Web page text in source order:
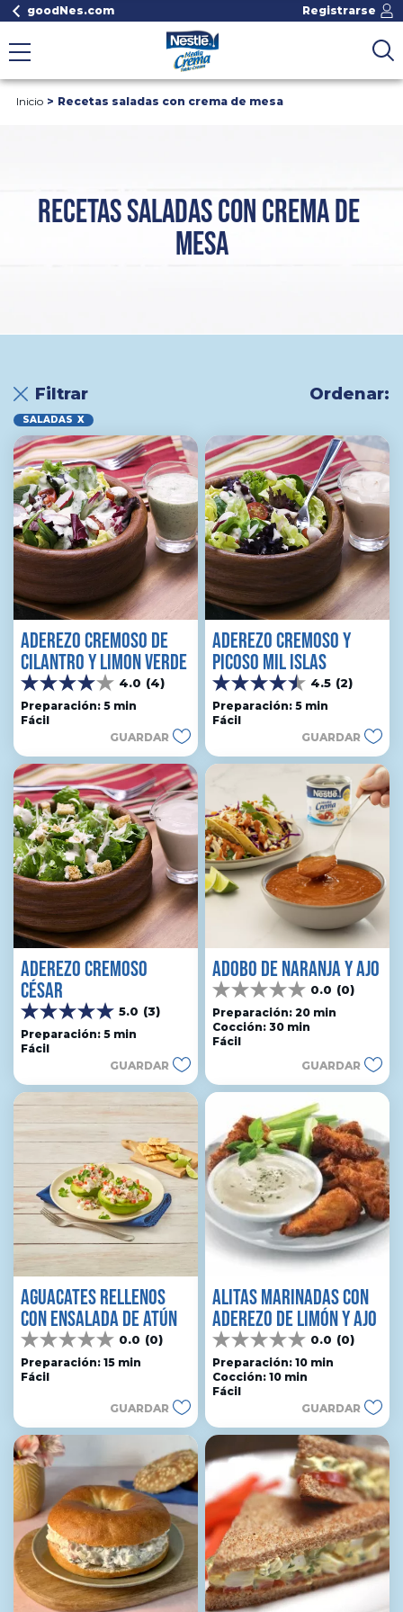
goodNes.com Registrarse
Inicio Recetas saladas con crema de mesa
RECETAS SALADAS CON CREMA DE
MESA
Filtrar Ordenar:
SALADAS X
ADEREZO CREMOSO DE
CILANTRO Y LIMON VERDE
4.0 (4)
4.0
de
5
4
reseñas
Preparación: 5 min
Fácil
GUARDAR
ADEREZO CREMOSO Y
PICOSO MIL ISLAS
4.5 (2)
4.5
de
5
2
Preparación: 5 min
Fácil
GUARDAR
ADEREZO CREMOSO
CÉSAR
5.0 (3)
5.0
de
5
3
Preparación: 5 min
Fácil
GUARDAR
ADOBO DE NARANJA Y AJO
0.0 (0)
0.0
de
5
estrellas.
Preparación: 20 min
Cocción: 30 min
Fácil
GUARDAR
AGUACATES RELLENOS
CON ENSALADA DE ATÚN
0.0 (0)
0.0
de
5
Preparación: 15 min
Fácil
GUARDAR
ALITAS MARINADAS CON
ADEREZO DE LIMÓN Y AJO
0.0 (0)
0.0
de
5
estrellas.
Preparación: 10 min
Cocción: 10 min
Fácil
GUARDAR